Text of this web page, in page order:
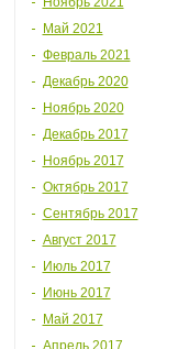
Май 2021
Февраль 2021
Декабрь 2020
Ноябрь 2020
Декабрь 2017
Ноябрь 2017
Октябрь 2017
Сентябрь 2017
Август 2017
Июль 2017
Июнь 2017
Май 2017
Апрель 2017